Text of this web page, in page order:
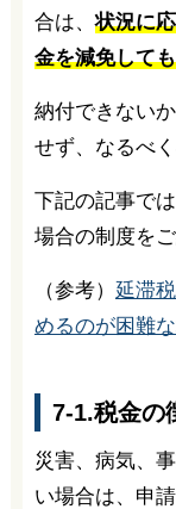
合は、状況に
金を減免して
納付できない
せず、なるべ
下記の記事で
場合の制度を
（参考） 延滞
めるのが困難
7-1.税金の
災害、病気、
い場合は、申